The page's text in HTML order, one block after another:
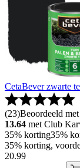
CetaBever zwarte
(23)Beoordeeld
13.64 met Club
35% korting35%
35% korting,
20.99